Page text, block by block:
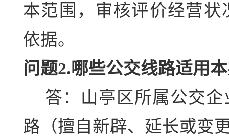
本范围，审核评价经营
依据。
问题2.哪些公交线路适用
答：山亭区所属公交
路（擅自新辟、延长或变